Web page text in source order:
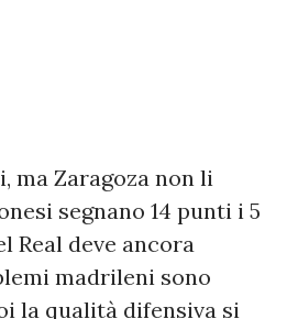
ma Zaragoza non li
segnano 14 punti i 5
Real deve ancora
madrileni sono
la qualità difensiva si